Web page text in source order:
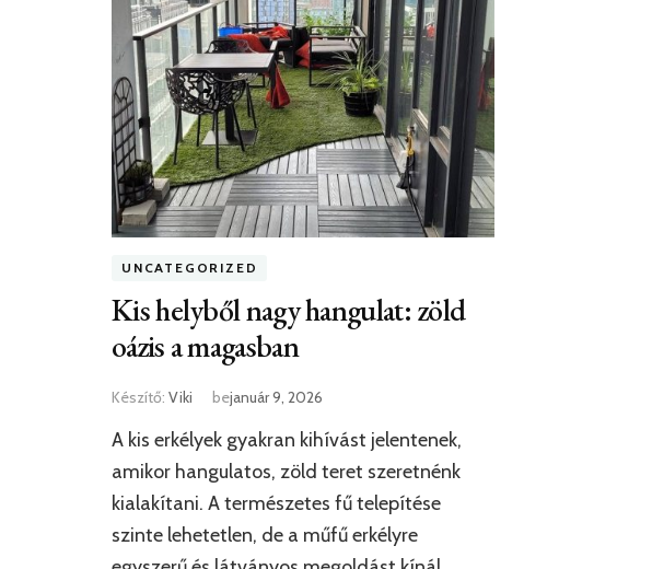
UNCATEGORIZED
Kis helyből nagy hangulat: zöld
oázis a magasban
Készítő: Viki bejanuár 9, 2026
A kis erkélyek gyakran kihívást jelentenek,
amikor hangulatos, zöld teret szeretnénk
kialakítani. A természetes fű telepítése
szinte lehetetlen, de a műfű erkélyre